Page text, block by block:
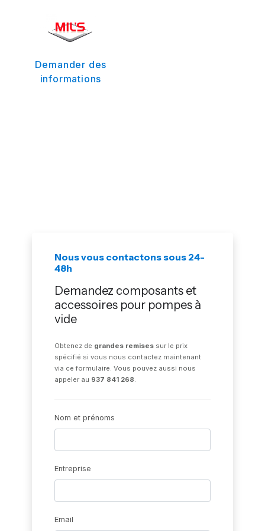
Demander des
informations
Nous vous contactons sous 24-
48h
Demandez composants et
accessoires pour pompes à
vide
Obtenez de grandes remises sur le prix
spécifié si vous nous contactez maintenant
via ce formulaire. Vous pouvez aussi nous
appeler au 937 841 268.
Nom et prénoms
Entreprise
Email